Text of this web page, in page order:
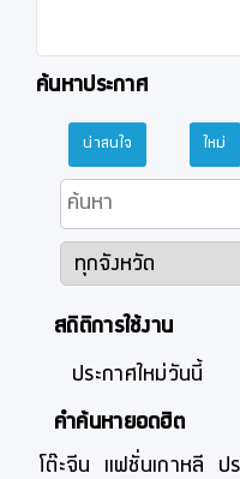
ค้นหาประกาศ
น่าสนใจ ใหม่
สถิติการใช้งาน
ประกาศใหม่วันนี้
คำค้นหายอดฮิต
โต๊ะจีน
แฟชั่นเกาหลี ป